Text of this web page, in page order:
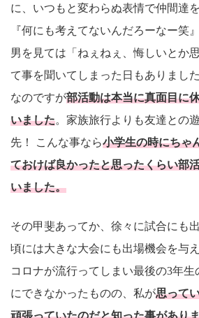
に、いつもと変わらぬ表情で仲間達
『何にも考えてないんだろーなー笑
男を見ては「ねぇねぇ、悔しいとか
て事を聞いてしまった日もありまし
なのですが部活動は本当に真面目に
いました。家族旅行よりも友達との
先！ こんな事なら小学生の時にちゃ
ておけば良かったと思ったくらい部
いました。
その甲斐あってか、徐々に試合にも
頃には大きな大会にも出場機会を与
コロナが流行ってしまい最後の3年
にできなかったものの、私が思って
頑張っていたのだと知った事があり